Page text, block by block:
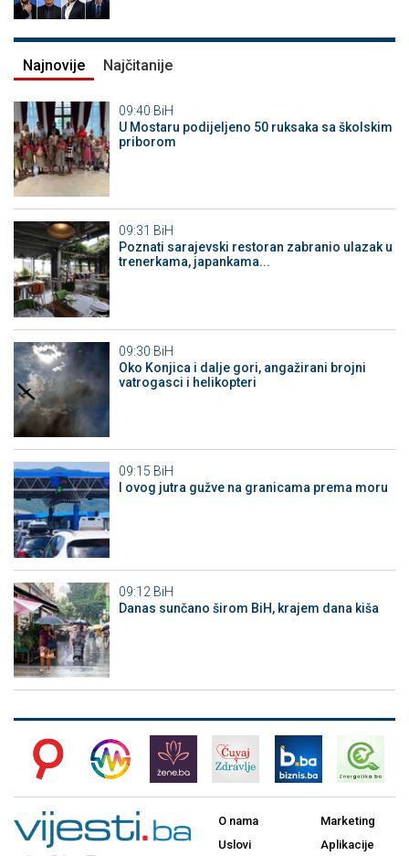
Najnovije Najčitanije
09:40 BiH
U Mostaru podijeljeno 50 ruksaka sa školskim
priborom
09:31 BiH
Poznati sarajevski restoran zabranio ulazak u
trenerkama, japankama...
09:30 BiH
Oko Konjica i dalje gori, angažirani brojni
vatrogasci i helikopteri
09:15 BiH
I ovog jutra gužve na granicama prema moru
09:12 BiH
Danas sunčano širom BiH, krajem dana kiša
O nama
Uslovi
Marketing
Aplikacije